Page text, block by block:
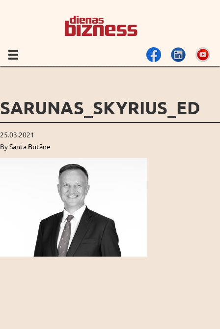
SARUNAS_SKYRIUS_ED
25.03.2021
BySanta Butāne